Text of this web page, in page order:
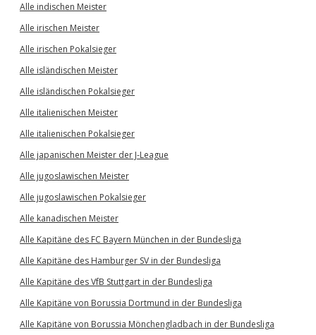
Alle indischen Meister
Alle irischen Meister
Alle irischen Pokalsieger
Alle isländischen Meister
Alle isländischen Pokalsieger
Alle italienischen Meister
Alle italienischen Pokalsieger
Alle japanischen Meister der J-League
Alle jugoslawischen Meister
Alle jugoslawischen Pokalsieger
Alle kanadischen Meister
Alle Kapitäne des FC Bayern München in der Bundesliga
Alle Kapitäne des Hamburger SV in der Bundesliga
Alle Kapitäne des VfB Stuttgart in der Bundesliga
Alle Kapitäne von Borussia Dortmund in der Bundesliga
Alle Kapitäne von Borussia Mönchengladbach in der Bundesliga